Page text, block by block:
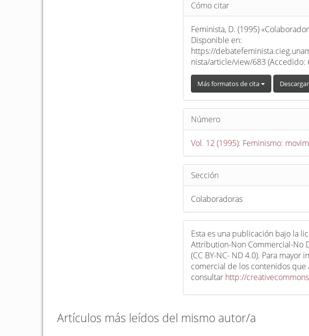
del
artículo
Cómo citar
Feminista, D. (1995)
Disponible en:
https://
nista/article/view/683 (Accedido:
Más formatos de cita
Número
Vol. 12 (1995): Feminismo:
Sección
Colaboradoras
Esta es una publicación bajo la
Attribution-Non Commercial-No
(CC BY-NC- ND 4.0). Para
comercial de los contenidos que
consultar http://
Artículos más leídos del mismo autor/a